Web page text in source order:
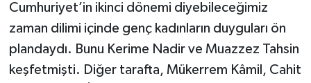
Cumhuriyet’in ikinci dönemi diyebileceğimiz
zaman dilimi içinde genç kadınların duyguları ön
plandaydı. Bunu Kerime Nadir ve Muazzez Tahsin
keşfetmişti. Diğer tarafta, Mükerrem Kâmil, Cahit